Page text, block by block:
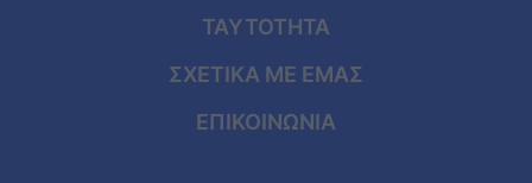
ΤΑΥΤΟΤΗΤΑ
ΣΧΕΤΙΚΑ ΜΕ ΕΜΑΣ
ΕΠΙΚΟΙΝΩΝΙΑ